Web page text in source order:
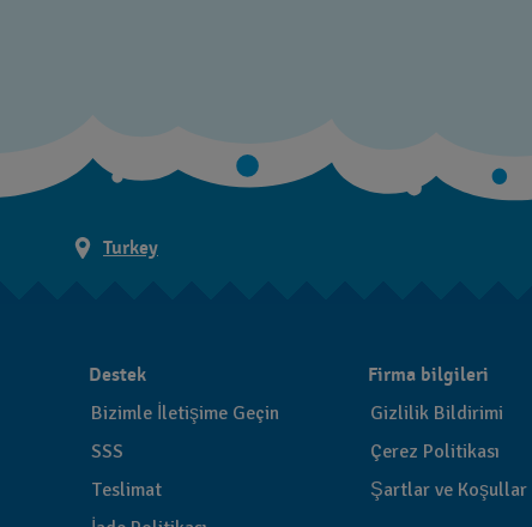
Turkey
Destek
Bizimle İletişime Geçin
SSS
Teslimat
Firma bilgileri
Gizlilik Bildirimi
Çerez Politikası
Şartlar ve Koşullar